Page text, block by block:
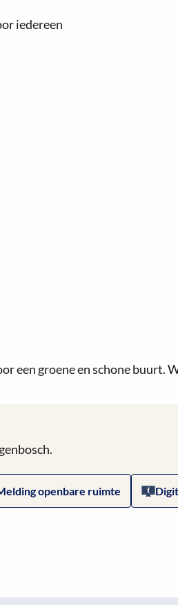
iedereen
een groene en schone buurt.
openbare ruimte